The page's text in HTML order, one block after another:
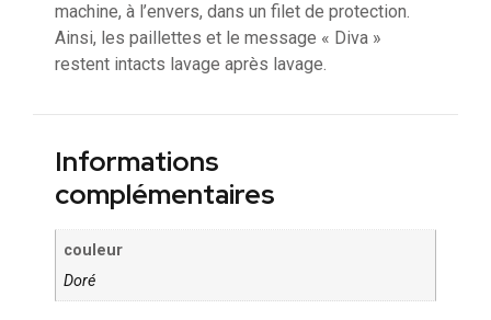
machine, à l’envers, dans un filet de protection.
Ainsi, les paillettes et le message « Diva »
restent intacts lavage après lavage.
Informations
complémentaires
couleur
Doré